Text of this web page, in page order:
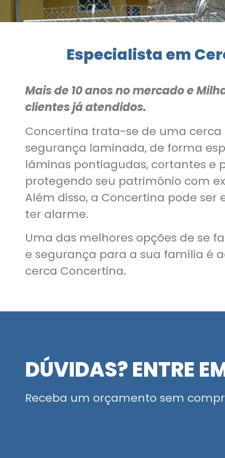
Especialista em
Mais de 10 anos no mercado e
clientes já atendidos.
Concertina trata-se de uma cerca
segurança laminada, de forma
lâminas pontiagudas, cortantes e
protegendo seu patrimônio com
Além disso, a Concertina pode ser
ter alarme.
Uma das melhores opções de se
e segurança para a sua família é
cerca Concertina.
DÚVIDAS? ENTRE
Receba um orçamento sem